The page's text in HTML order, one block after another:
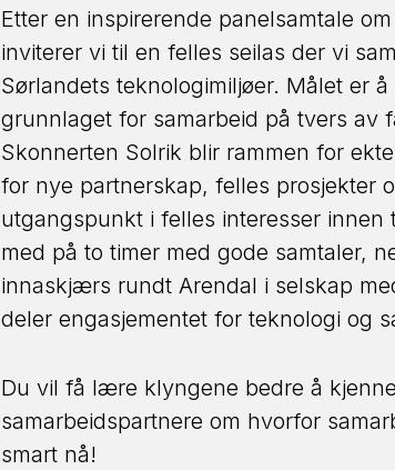
Etter en inspirerende panelsamtale
inviterer vi til en felles seilas der vi
Sørlandets teknologimiljøer. Målet er
grunnlaget for samarbeid på tvers av
Skonnerten Solrik blir rammen for
for nye partnerskap, felles prosjekter
utgangspunkt i felles interesser
med på to timer med gode samtaler,
innaskjærs rundt Arendal i selskap
deler engasjementet for teknologi og
Du vil få lære klyngene bedre å
samarbeidspartnere om hvorfor
smart nå!